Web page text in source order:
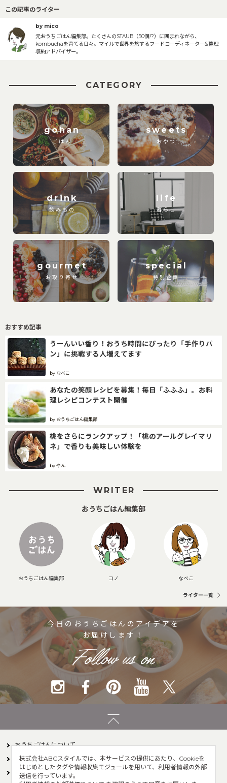
この記事のライター
by mico
元おうちごはん編集部。たくさんのSTAUB（50個!?）に囲まれながら、
kombuchaを育てる日々。マイルで世界を旅するフードコーディネーター&整理
収納アドバイザー。
CATEGORY
gohan
ごはん
sweets
おやつ
drink
飲みもの
life
暮らし
gourmet
お取り寄せ
special
特別企画
おすすめ記事
うーんいい香り！おうち時間にぴったり「手作りパ
ン」に挑戦する人増えてます
by なべこ
あなたの笑顔レシピを募集！毎日「ふふふ」。お料
理レシピコンテスト開催
by おうちごはん編集部
桃をさらにランクアップ！「桃のアールグレイマリ
ネ」で香りも美味しい体験を
by やん
WRITER
おうちごはん編集部
おうちごはん編集部 コノ なべこ
ライター一覧
株式会社ABCスタイルでは、本サービスの提供にあたり、Cookieを
はじめとしたタグや情報収集モジュールを用いて、利用者情報の外部
送信を行っています。
今日のおうちごはんのアイデアを
お届けします！
おうちごはんについて
ライター一覧
お問い合わせ
運営会社
サイト利用規約